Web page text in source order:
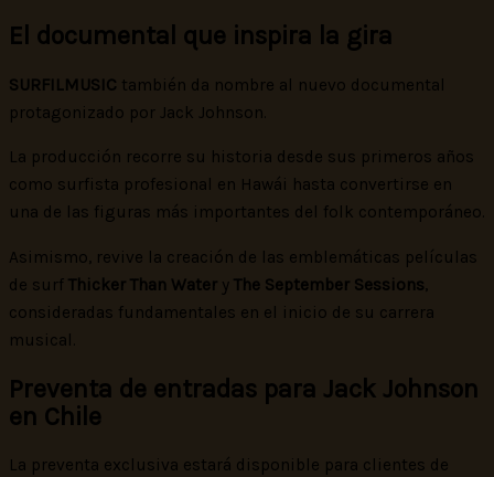
El documental que inspira la gira
SURFILMUSIC también da nombre al nuevo documental
protagonizado por Jack Johnson.
La producción recorre su historia desde sus primeros años
como surfista profesional en Hawái hasta convertirse en
una de las figuras más importantes del folk contemporáneo.
Asimismo, revive la creación de las emblemáticas películas
de surf Thicker Than Water y The September Sessions,
consideradas fundamentales en el inicio de su carrera
musical.
Preventa de entradas para Jack Johnson
en Chile
La preventa exclusiva estará disponible para clientes de